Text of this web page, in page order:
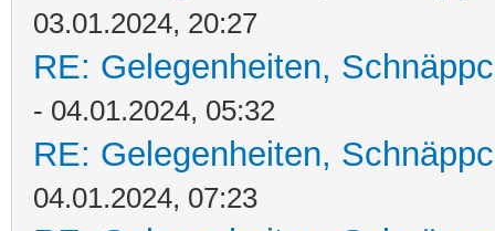
03.01.2024, 20:27
RE: Gelegenheiten,
- 04.01.2024, 05:32
RE: Gelegenheiten,
04.01.2024, 07:23